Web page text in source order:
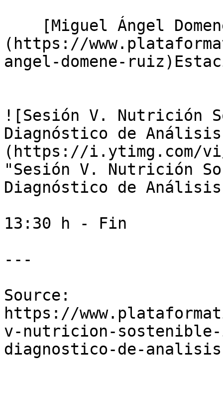
(https://
angel-domene-
![Sesión V. Nutrición
Diagnóstico de
(https://i.ytimg.com/vi/
"Sesión V. Nutrición
Diagnóstico de
13:30 h - Fin
---
Source:
https://
v-nutricion-